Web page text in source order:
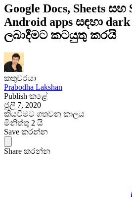
Google Docs, Sheets
Android apps සඳහා
ලබාදීමට කටයුතු කරයි
කතුවරයා
Prabodha Lakshan
Publish කළේ
ජූලි 7, 2020
කියවීමට ගතවන කාලය
මිනිත්තු 2 යි
Save කරන්න
Share කරන්න